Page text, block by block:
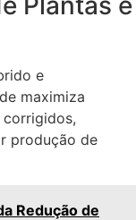
e
maximiza
produção de
Redução de